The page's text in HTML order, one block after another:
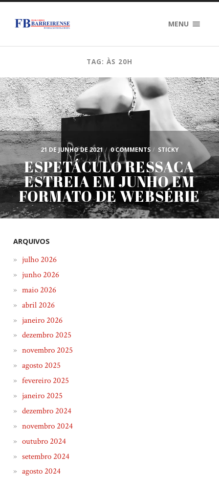
MENU
TAG: ÀS 20H
21 DE JUNHO DE 2021 / 0 COMMENTS / STICKY
ESPETÁCULO RESSACA
ESTREIA EM JUNHO EM
FORMATO DE WEBSÉRIE
ARQUIVOS
julho 2026
junho 2026
maio 2026
abril 2026
janeiro 2026
dezembro 2025
novembro 2025
agosto 2025
fevereiro 2025
janeiro 2025
dezembro 2024
novembro 2024
outubro 2024
setembro 2024
agosto 2024